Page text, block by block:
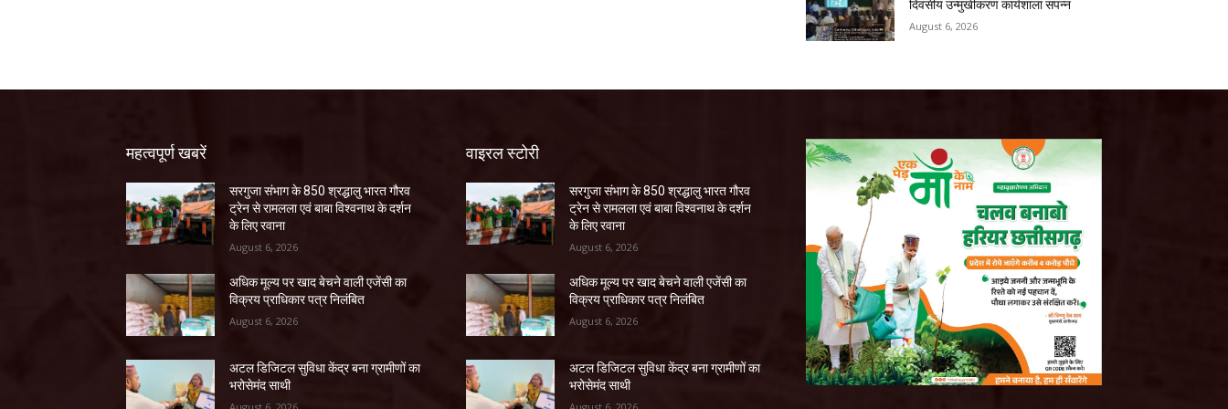
दिवसीय उन्मुखीकरण कार्यशाला संपन्न
August 6, 2026
महत्वपूर्ण खबरें
सरगुजा संभाग के 850 श्रद्धालु भारत गौरव
ट्रेन से रामलला एवं बाबा विश्वनाथ के दर्शन
के लिए रवाना
August 6, 2026
अधिक मूल्य पर खाद बेचने वाली एजेंसी का
विक्रय प्राधिकार पत्र निलंबित
August 6, 2026
अटल डिजिटल सुविधा केंद्र बना ग्रामीणों का
भरोसेमंद साथी
वाइरल स्टोरी
सरगुजा संभाग के 850 श्रद्धालु भारत गौरव
ट्रेन से रामलला एवं बाबा विश्वनाथ के दर्शन
के लिए रवाना
August 6, 2026
अधिक मूल्य पर खाद बेचने वाली एजेंसी का
विक्रय प्राधिकार पत्र निलंबित
August 6, 2026
अटल डिजिटल सुविधा केंद्र बना ग्रामीणों का
भरोसेमंद साथी